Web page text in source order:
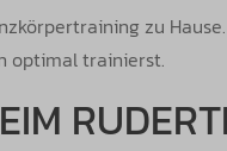
zu
optimal trainierst.